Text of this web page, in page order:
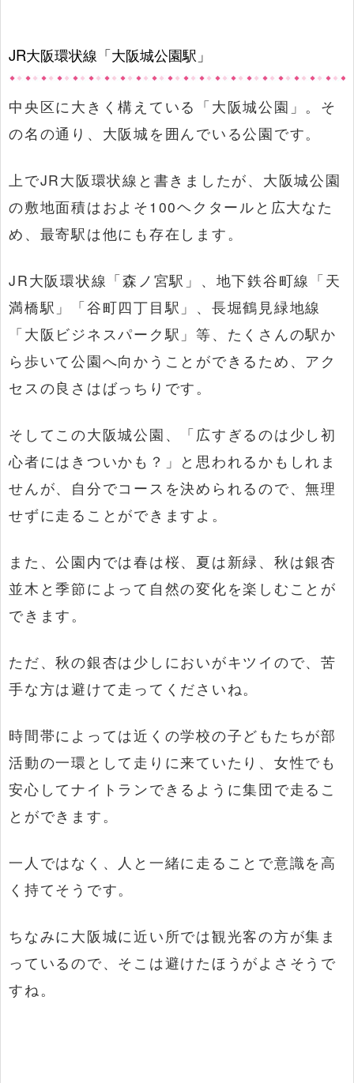
JR大阪環状線「大阪城公園駅」
中央区に大きく構えている「大阪城公園」。そ
の名の通り、大阪城を囲んでいる公園です。
上でJR大阪環状線と書きましたが、大阪城公園
の敷地面積はおよそ100ヘクタールと広大なた
め、最寄駅は他にも存在します。
JR大阪環状線「森ノ宮駅」、地下鉄谷町線「天
満橋駅」「谷町四丁目駅」、長堀鶴見緑地線
「大阪ビジネスパーク駅」等、たくさんの駅か
ら歩いて公園へ向かうことができるため、アク
セスの良さはばっちりです。
そしてこの大阪城公園、「広すぎるのは少し初
心者にはきついかも？」と思われるかもしれま
せんが、自分でコースを決められるので、無理
せずに走ることができますよ。
また、公園内では春は桜、夏は新緑、秋は銀杏
並木と季節によって自然の変化を楽しむことが
できます。
ただ、秋の銀杏は少しにおいがキツイので、苦
手な方は避けて走ってくださいね。
時間帯によっては近くの学校の子どもたちが部
活動の一環として走りに来ていたり、女性でも
安心してナイトランできるように集団で走るこ
とができます。
一人ではなく、人と一緒に走ることで意識を高
く持てそうです。
ちなみに大阪城に近い所では観光客の方が集ま
っているので、そこは避けたほうがよさそうで
すね。